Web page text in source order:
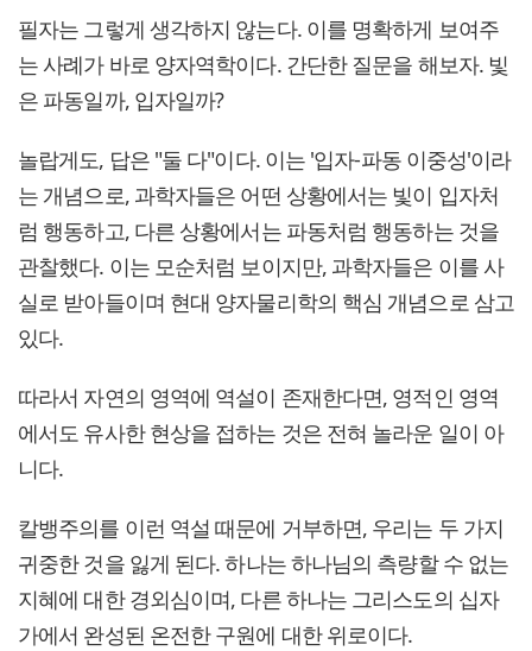
필자는 그렇게 생각하지 않는다. 이를 명확하게 보여주
는 사례가 바로 양자역학이다. 간단한 질문을 해보자. 빛
은 파동일까, 입자일까?
놀랍게도, 답은 "둘 다"이다. 이는 '입자-파동 이중성'이라
는 개념으로, 과학자들은 어떤 상황에서는 빛이 입자처
럼 행동하고, 다른 상황에서는 파동처럼 행동하는 것을
관찰했다. 이는 모순처럼 보이지만, 과학자들은 이를 사
실로 받아들이며 현대 양자물리학의 핵심 개념으로 삼고
있다.
따라서 자연의 영역에 역설이 존재한다면, 영적인 영역
에서도 유사한 현상을 접하는 것은 전혀 놀라운 일이 아
니다.
칼뱅주의를 이런 역설 때문에 거부하면, 우리는 두 가지
귀중한 것을 잃게 된다. 하나는 하나님의 측량할 수 없는
지혜에 대한 경외심이며, 다른 하나는 그리스도의 십자
가에서 완성된 온전한 구원에 대한 위로이다.